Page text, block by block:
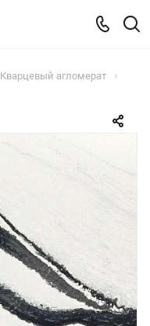
Кварцевый агломерат